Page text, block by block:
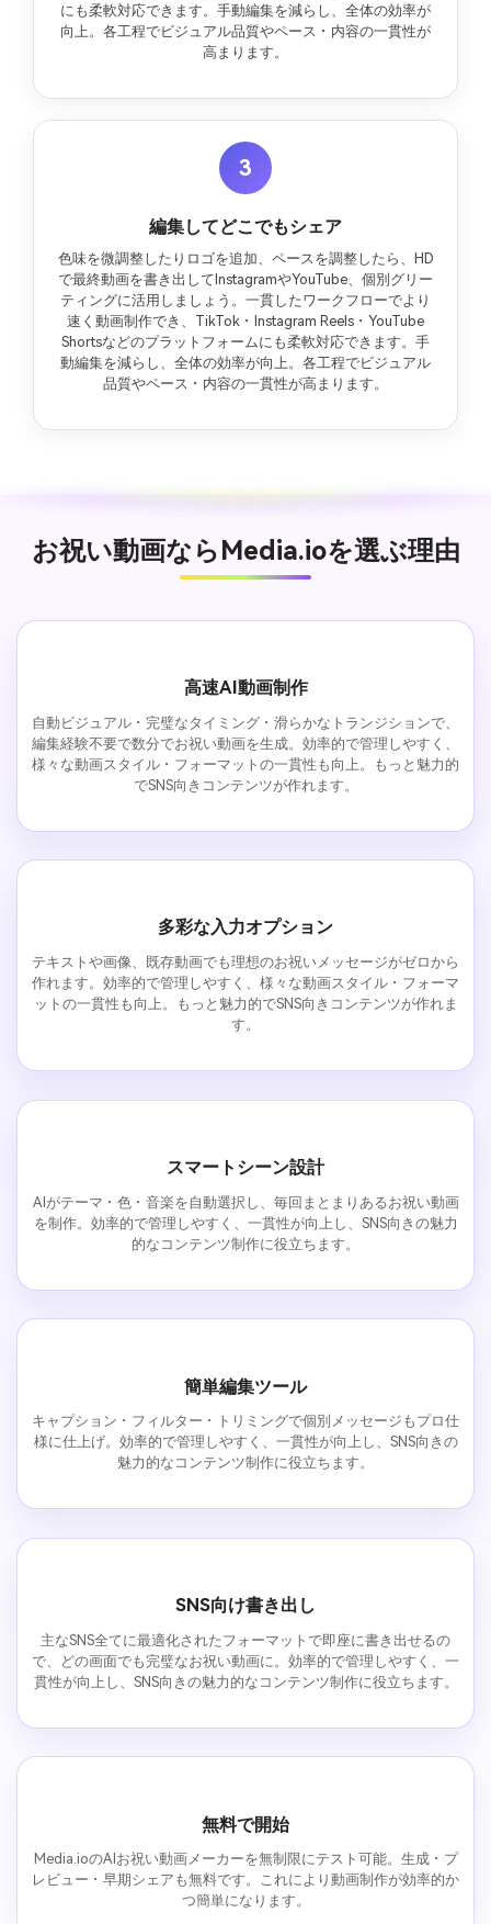
にも柔軟対応できます。手動編集を減らし、全体の効率が
向上。各工程でビジュアル品質やペース・内容の一貫性が
高まります。
3
編集してどこでもシェア
色味を微調整したりロゴを追加、ペースを調整したら、HD
で最終動画を書き出してInstagramやYouTube、個別グリー
ティングに活用しましょう。一貫したワークフローでより
速く動画制作でき、TikTok・Instagram Reels・YouTube
Shortsなどのプラットフォームにも柔軟対応できます。手
動編集を減らし、全体の効率が向上。各工程でビジュアル
品質やペース・内容の一貫性が高まります。
お祝い動画ならMedia.ioを選ぶ理由
高速AI動画制作
自動ビジュアル・完璧なタイミング・滑らかなトランジションで、
編集経験不要で数分でお祝い動画を生成。効率的で管理しやすく、
様々な動画スタイル・フォーマットの一貫性も向上。もっと魅力的
でSNS向きコンテンツが作れます。
多彩な入力オプション
テキストや画像、既存動画でも理想のお祝いメッセージがゼロから
作れます。効率的で管理しやすく、様々な動画スタイル・フォーマ
ットの一貫性も向上。もっと魅力的でSNS向きコンテンツが作れま
す。
スマートシーン設計
AIがテーマ・色・音楽を自動選択し、毎回まとまりあるお祝い動画
を制作。効率的で管理しやすく、一貫性が向上し、SNS向きの魅力
的なコンテンツ制作に役立ちます。
簡単編集ツール
キャプション・フィルター・トリミングで個別メッセージもプロ仕
様に仕上げ。効率的で管理しやすく、一貫性が向上し、SNS向きの
魅力的なコンテンツ制作に役立ちます。
SNS向け書き出し
主なSNS全てに最適化されたフォーマットで即座に書き出せるの
で、どの画面でも完璧なお祝い動画に。効率的で管理しやすく、一
貫性が向上し、SNS向きの魅力的なコンテンツ制作に役立ちます。
無料で開始
Media.ioのAIお祝い動画メーカーを無制限にテスト可能。生成・プ
レビュー・早期シェアも無料です。これにより動画制作が効率的か
つ簡単になります。